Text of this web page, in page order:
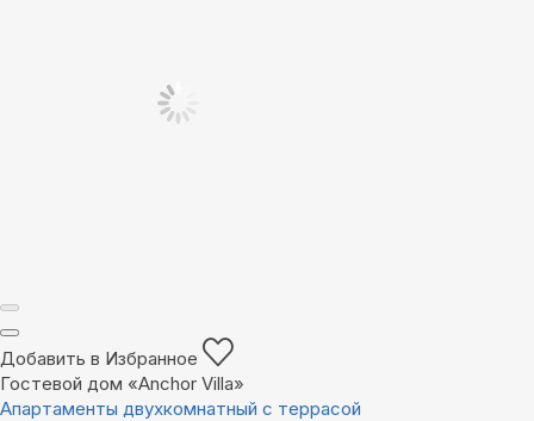
Добавить в Избранное
Гостевой дом «Anchor Villa»
Апартаменты двухкомнатный с террасой